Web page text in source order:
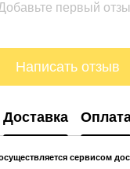
первый
Написать отзыв
Доставка
сервисом